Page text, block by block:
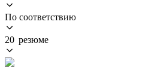
По соответствию
20 резюме